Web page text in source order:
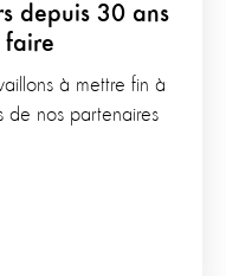
depuis 30 ans
faire
à mettre fin à
de nos partenaires